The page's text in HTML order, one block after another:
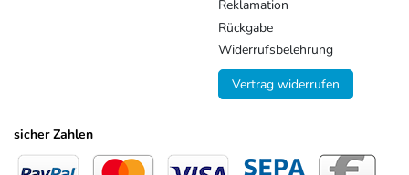
Reklamation
Rückgabe
Widerrufsbelehrung
Vertrag widerrufen
sicher Zahlen